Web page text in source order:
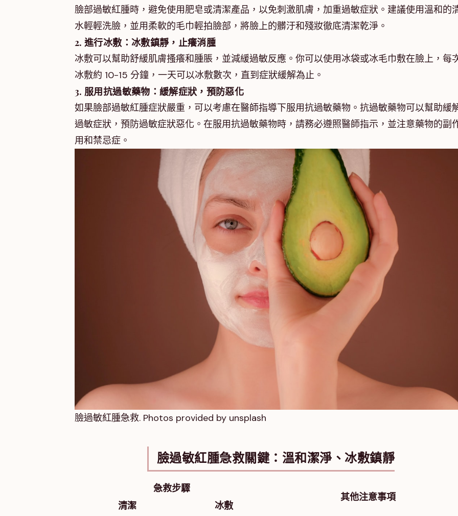
臉部過敏紅腫時，避免使用肥皂或清潔產品，以免刺激肌膚，加重過敏症狀。建議使用溫和的
水輕輕洗臉，並用柔軟的毛巾輕拍臉部，將臉上的髒汙和殘妝徹底清潔乾淨。
2. 進行冰敷：冰敷鎮靜，止癢消腫
冰敷可以幫助舒緩肌膚搔癢和腫脹，並減緩過敏反應。你可以使用冰袋或冰毛巾敷在臉上，每
冰敷約 10-15 分鐘，一天可以冰敷數次，直到症狀緩解為止。
3. 服用抗過敏藥物：緩解症狀，預防惡化
如果臉部過敏紅腫症狀嚴重，可以考慮在醫師指導下服用抗過敏藥物。抗過敏藥物可以幫助緩
過敏症狀，預防過敏症狀惡化。在服用抗過敏藥物時，請務必遵照醫師指示，並注意藥物的副
用和禁忌症。
臉過敏紅腫急救. Photos provided by unsplash
臉過敏紅腫急救關鍵：溫和潔淨、冰敷鎮靜
急救步驟
其他注意事項
清潔
冰敷